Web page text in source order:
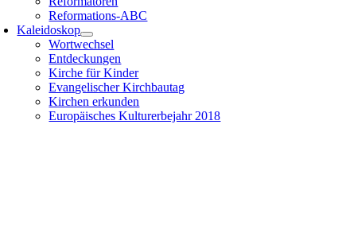
Reformations-ABC
Kaleidoskop
Wortwechsel
Entdeckungen
Kirche für Kinder
Evangelischer Kirchbautag
Kirchen erkunden
Europäisches Kulturerbejahr 2018